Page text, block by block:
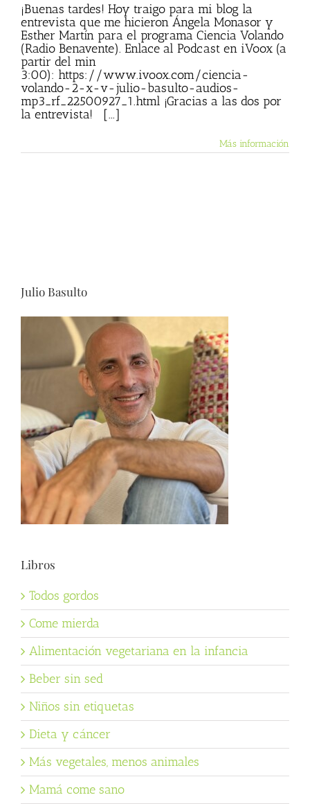
¡Buenas tardes! Hoy traigo para mi blog la
entrevista que me hicieron Ángela Monasor y
Esther Martín para el programa Ciencia Volando
(Radio Benavente). Enlace al Podcast en iVoox (a
partir del min
3:00): https://www.ivoox.com/ciencia-
volando-2-x-v-julio-basulto-audios-
mp3_rf_22500927_1.html ¡Gracias a las dos por
la entrevista! [...]
Más información
Julio Basulto
Libros
Todos gordos
Come mierda
Alimentación vegetariana en la infancia
Beber sin sed
Niños sin etiquetas
Dieta y cáncer
Más vegetales, menos animales
Mamá come sano